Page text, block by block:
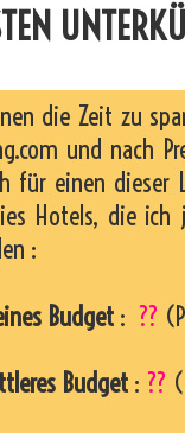
die Zeit zu
und nach
für einen dieser
Hotels, die ich
:
Budget : ??
Budget : ??